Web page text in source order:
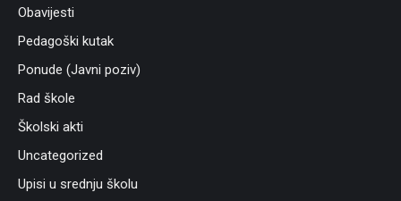
Obavijesti
Pedagoški kutak
Ponude (Javni poziv)
Rad škole
Školski akti
Uncategorized
Upisi u srednju školu